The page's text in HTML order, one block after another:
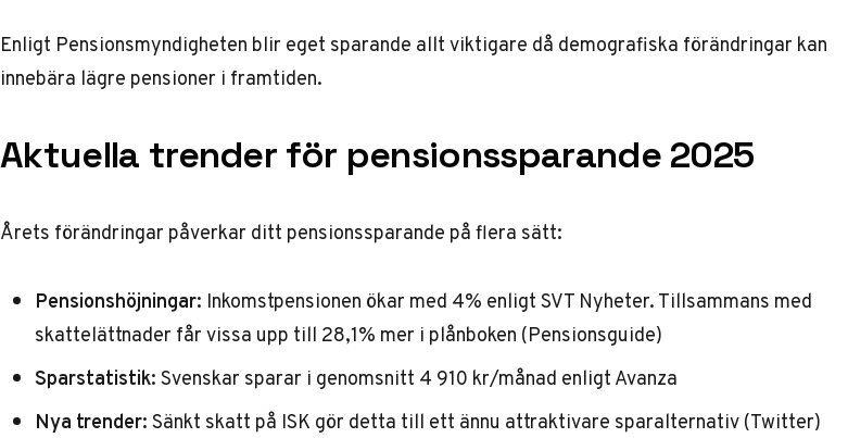
Enligt Pensionsmyndigheten blir eget sparande allt viktigare då demografiska förändringar kan
innebära lägre pensioner i framtiden.
Aktuella trender för pensionssparande 2025
Årets förändringar påverkar ditt pensionssparande på flera sätt:
Pensionshöjningar: Inkomstpensionen ökar med 4% enligtSVT Nyheter. Tillsammans med
skattelättnader får vissa upp till 28,1% mer i plånboken (Pensionsguide)
Sparstatistik:Svenskar sparar i genomsnitt 4 910 kr/månad enligtAvanza
Nya trender:Sänkt skatt på ISK gör detta till ett ännu attraktivare sparalternativ (Twitter)